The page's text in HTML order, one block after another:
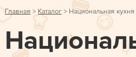
меню
Вы
здесь
Главная > Каталог > Национальная кухня